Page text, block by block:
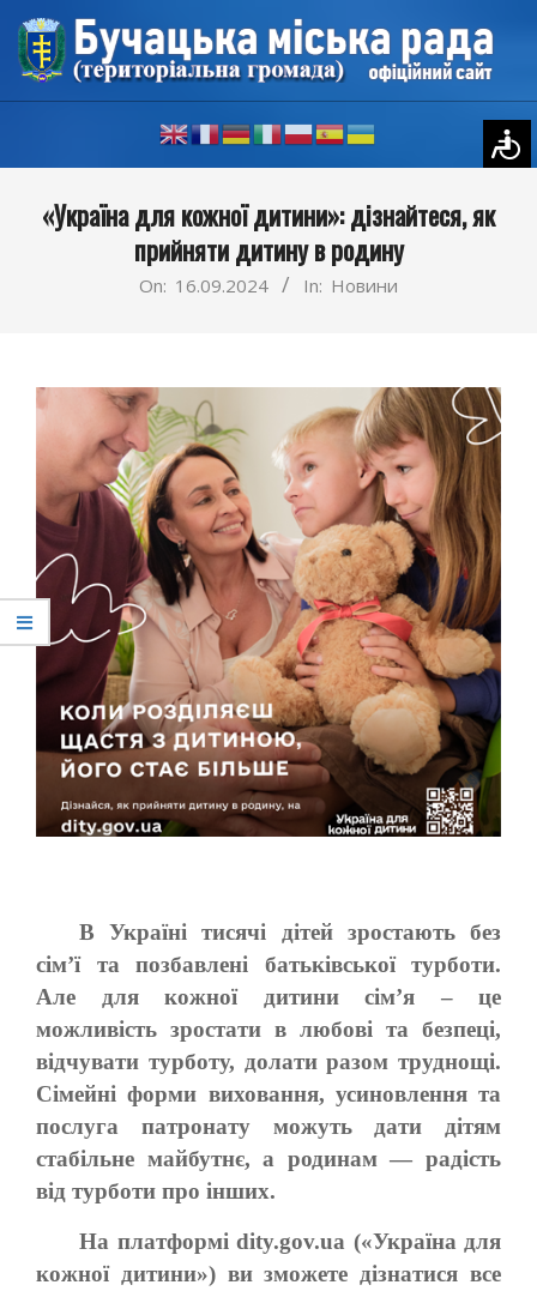
Skip
content
Navigation«Україна для кожної дитини»: дізнайтеся, як
прийняти дитину в родину
On: 16.09.2024 In: Новини
В Україні тисячі дітей зростають без
сім’ї та позбавлені батьківської турботи.
Але для кожної дитини сім’я – це
можливість зростати в любові та безпеці,
відчувати турботу, долати разом труднощі.
Сімейні форми виховання, усиновлення та
послуга патронату можуть дати дітям
стабільне майбутнє, а родинам — радість
від турботи про інших.
На платформі dity.gov.ua («Україна для
кожної дитини») ви зможете дізнатися все